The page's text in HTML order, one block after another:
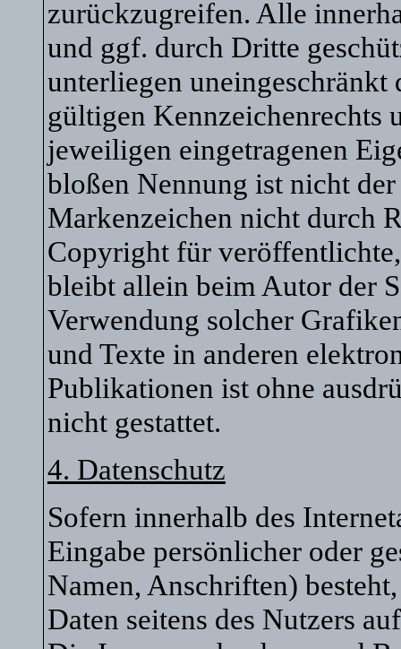
zurückzugreifen. Alle
und ggf. durch Dritte
unterliegen uneingeschränkt
gültigen Kennzeichenrechts
jeweiligen eingetragenen
bloßen Nennung ist nicht
Markenzeichen nicht durch
Copyright für
bleibt allein beim Autor der
Verwendung solcher
und Texte in anderen
Publikationen ist ohne
nicht gestattet.
4. Datenschutz
Sofern innerhalb des
Eingabe persönlicher oder
Namen, Anschriften)
Daten seitens des Nutzers